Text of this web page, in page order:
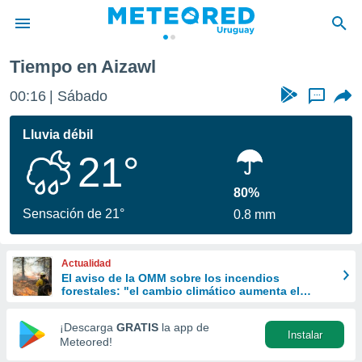
de
ha
para
que se
calidad.
a este
las
y
forma
digital
basada
Tiempo en Aizawl
00:16 Sábado ...
Lluvia débil
21°
Sensación de 21°
80%
0.8 mm
Actualidad
El aviso de la OMM sobre los incendios
forestales: "el cambio climático aumenta el
¡Descarga GRATIS la app de
Meteored!
Instalar